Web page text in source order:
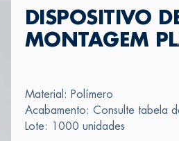
DISPOSITIVO
MONTAGEM
Material: Polímero
Acabamento: Consulte tabela
Lote: 1000 unidades